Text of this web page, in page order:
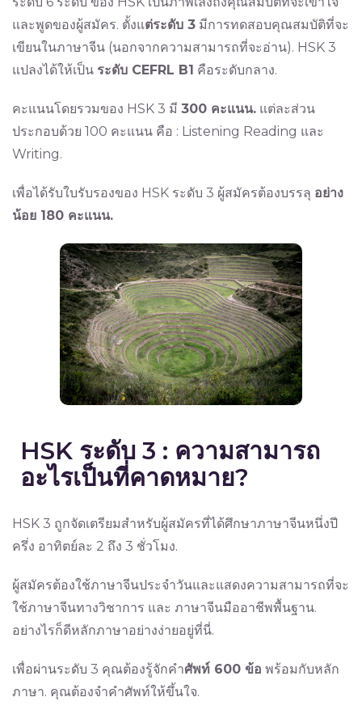
และพูดของผู้สมัคร. ตั้งแต่ระดับ 3 มีการทดสอบคุณสมบัติที่จะ
เขียนในภาษาจีน (นอกจากความสามารถที่จะอ่าน). HSK 3
แปลงได้ให้เป็น ระดับ CEFRL B1 คือระดับกลาง.
คะแนนโดยรวมของ HSK 3 มี 300 คะแนน. แต่ละส่วน
ประกอบด้วย 100 คะแนน คือ : Listening Reading และ
Writing.
เพื่อได้รับใบรับรองของ HSK ระดับ 3 ผู้สมัครต้องบรรลุ อย่าง
น้อย 180 คะแนน.
HSK ระดับ 3 : ความสามารถ
อะไรเป็นที่คาดหมาย?
HSK 3 ถูกจัดเตรียมสำหรับผู้สมัครที่ได้ศึกษาภาษาจีนหนึ่งปี
ครึ่ง อาทิตย์ละ 2 ถึง 3 ชั่วโมง.
ผู้สมัครต้องใช้ภาษาจีนประจำวันและแสดงความสามารถที่จะ
ใช้ภาษาจีนทางวิชาการ และ ภาษาจีนมืออาชีพพื้นฐาน.
อย่างไรก็ดีหลักภาษาอย่างง่ายอยู่ที่นี่.
เพื่อผ่านระดับ 3 คุณต้องรู้จักคำศัพท์ 600 ข้อ พร้อมกับหลัก
ภาษา. คุณต้องจำคำศัพท์ให้ขึ้นใจ.